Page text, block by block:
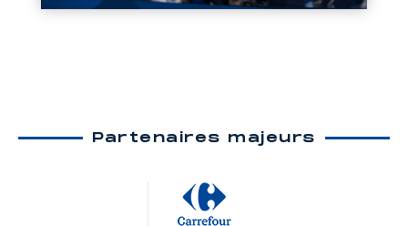
Partenaires majeurs